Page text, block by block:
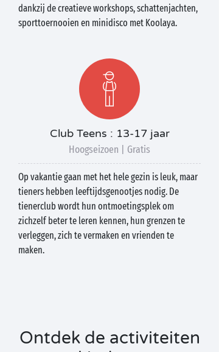
dankzij de creatieve workshops, schattenjachten,
sporttoernooien en minidisco met Koolaya.
Club Teens : 13-17 jaar
Hoogseizoen | Gratis
Op vakantie gaan met het hele gezin is leuk, maar
tieners hebben leeftijdsgenootjes nodig. De
tienerclub wordt hun ontmoetingsplek om
zichzelf beter te leren kennen, hun grenzen te
verleggen, zich te vermaken en vrienden te
maken.
Ontdek de activiteiten